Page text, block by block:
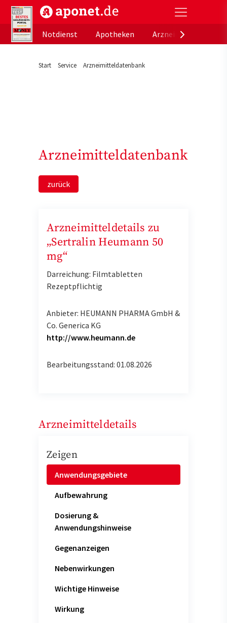
aponet.de - Das offizielle Gesundheitsportal der
Notdienst
Apotheken
Start Service Arzneimitteldatenbank
Arzneimitteldatenbank
zurück
Arzneimitteldetails zu
„Sertralin Heumann 50
mg“
Darreichung: Filmtabletten
Rezeptpflichtig
Anbieter: HEUMANN PHARMA GmbH &
Co. Generica KG
http://www.heumann.de
Bearbeitungsstand: 01.08.2026
Arzneimitteldetails
Zeigen
Anwendungsgebiete
Aufbewahrung
Dosierung &
Anwendungshinweise
Gegenanzeigen
Nebenwirkungen
Wichtige Hinweise
Wirkung